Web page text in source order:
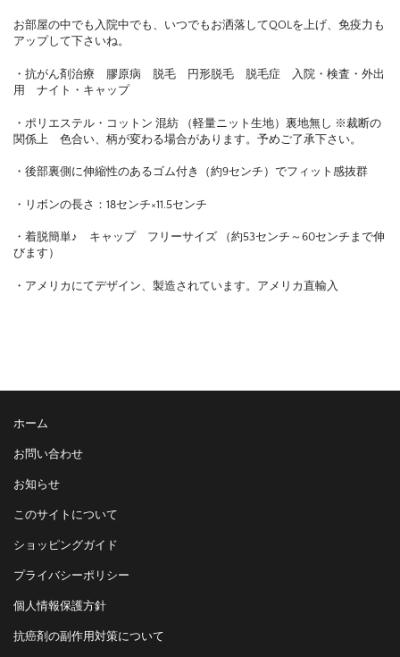
お部屋の中でも入院中でも、いつでもお洒落してQOLを上げ、免疫力も
アップして下さいね。
・抗がん剤治療 膠原病 脱毛 円形脱毛 脱毛症 入院・検査・外出
用 ナイト・キャップ
・ポリエステル・コットン 混紡 （軽量ニット生地）裏地無し ※裁断の
関係上 色合い、柄が変わる場合があります。予めご了承下さい。
・後部裏側に伸縮性のあるゴム付き（約9センチ）でフィット感抜群
・リボンの長さ：18センチ×11.5センチ
・着脱簡単♪ キャップ フリーサイズ （約53センチ～60センチまで伸
びます）
・アメリカにてデザイン、製造されています。アメリカ直輸入
ホーム
お問い合わせ
お知らせ
このサイトについて
ショッピングガイド
プライバシーポリシー
個人情報保護方針
抗癌剤の副作用対策について